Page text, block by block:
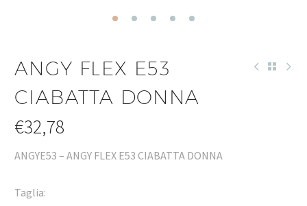
ANGY FLEX E53
CIABATTA DONNA
€32,78
ANGYE53 – ANGY FLEX E53 CIABATTA DONNA
Taglia